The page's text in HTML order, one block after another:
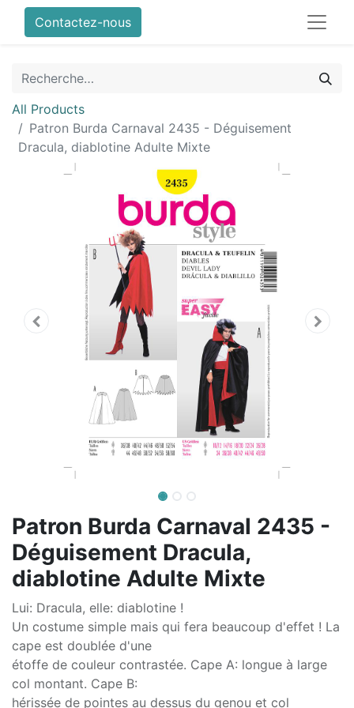
Contactez-nous
All Products
Patron Burda Carnaval 2435 - Déguisement
Dracula, diablotine Adulte Mixte
Patron Burda Carnaval 2435 -
Déguisement Dracula,
diablotine Adulte Mixte
Lui: Dracula, elle: diablotine !
Un costume simple mais qui fera beaucoup d'effet ! La
cape est doublée d'une
étoffe de couleur contrastée. Cape A: longue à large
col montant. Cape B:
hérissée de pointes au dessus du genou et col